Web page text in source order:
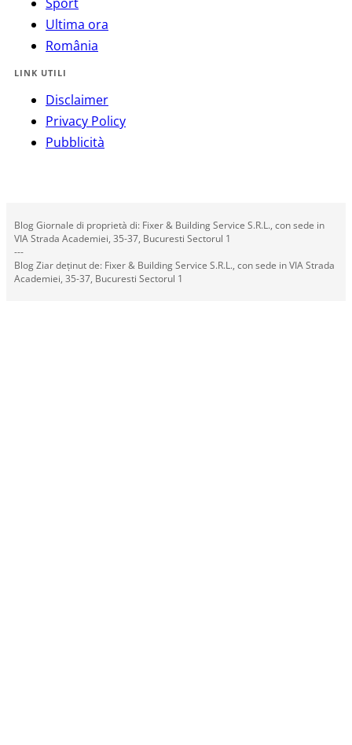
Ultima ora
România
LINK UTILI
Disclaimer
Privacy Policy
Pubblicità
Blog Giornale di proprietà di: Fixer & Building Service S.R.L., con sede in
VIA Strada Academiei, 35-37, Bucuresti Sectorul 1
---
Blog Ziar deținut de: Fixer & Building Service S.R.L., con sede in VIA Strada
Academiei, 35-37, Bucuresti Sectorul 1